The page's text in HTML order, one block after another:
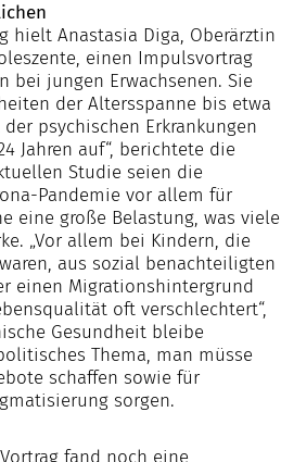
hielt Anastasia Diga, Oberärztin
einen Impulsvortrag
bei jungen Erwachsenen. Sie
der Altersspanne bis etwa
der psychischen Erkrankungen
Jahren auf“, berichtete die
Studie seien die
Pandemie vor allem für
eine große Belastung, was viele
„Vor allem bei Kindern, die
aus sozial benachteiligten
einen Migrationshintergrund
oft verschlechtert“,
Gesundheit bleibe
Thema, man müsse
schaffen sowie für
sorgen.
fand noch eine